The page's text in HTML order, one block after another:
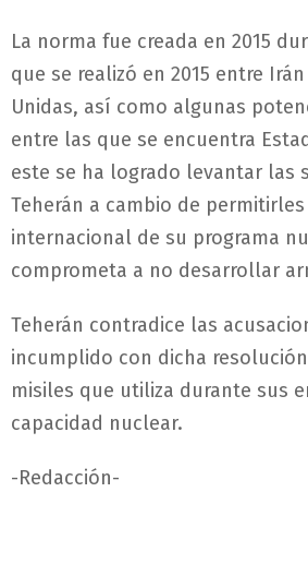
La norma fue creada en 2015
que se realizó en 2015 entre
Unidas, así como algunas
entre las que se encuentra
este se ha logrado levantar las
Teherán a cambio de
internacional de su programa
comprometa a no desarrollar
Teherán contradice las
incumplido con dicha
misiles que utiliza durante sus
capacidad nuclear.
-Redacción-